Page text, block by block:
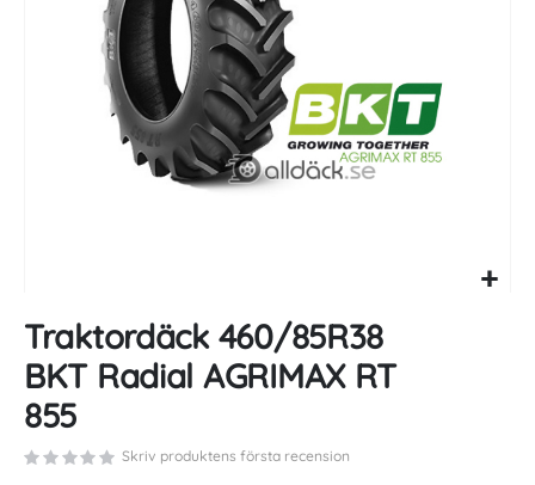
to
the
beginning
of
the
images
Traktordäck 460/85R38
BKT Radial AGRIMAX RT
855
Skriv produktens första recension